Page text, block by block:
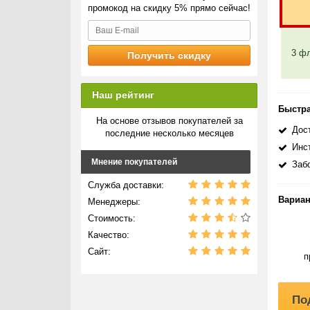
и
3
промокод на скидку 5% прямо сейчас!
Наш рейтинг
На основе отзывов покупателей за
последние несколько месяцев
Мнение покупателей
Служба доставки:
Менеджеры:
Стоимость:
Качество:
Сайт: